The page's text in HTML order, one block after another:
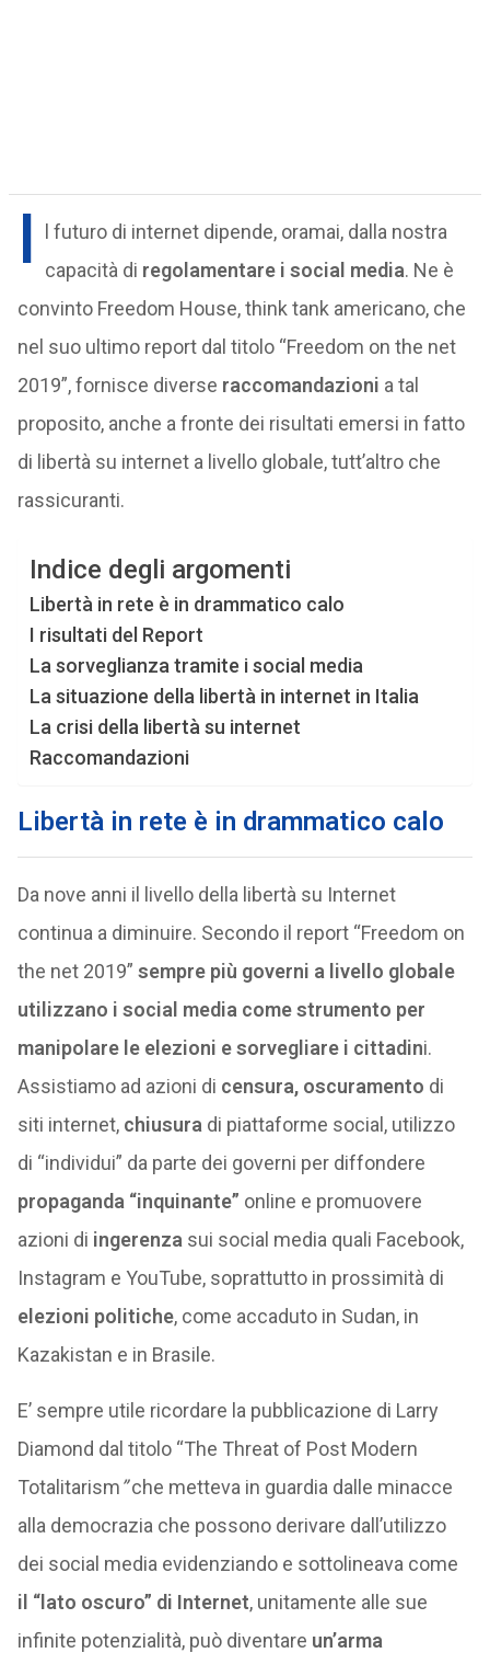
I
l futuro di internet dipende, oramai, dalla nostra
capacità di regolamentare i social media. Ne è
convinto Freedom House, think tank americano, che
nel suo ultimo report dal titolo “Freedom on the net
2019”, fornisce diverse raccomandazioni a tal
proposito, anche a fronte dei risultati emersi in fatto
di libertà su internet a livello globale, tutt’altro che
rassicuranti.
Indice degli argomenti
Libertà in rete è in drammatico calo
I risultati del Report
La sorveglianza tramite i social media
La situazione della libertà in internet in Italia
La crisi della libertà su internet
Raccomandazioni
Libertà in rete è in drammatico calo
Da nove anni il livello della libertà su Internet
continua a diminuire. Secondo il report “Freedom on
the net 2019” sempre più governi a livello globale
utilizzano i social media come strumento per
manipolare le elezioni e sorvegliare i cittadini.
Assistiamo ad azioni di censura, oscuramento di
siti internet, chiusura di piattaforme social, utilizzo
di “individui” da parte dei governi per diffondere
propaganda “inquinante” online e promuovere
azioni di ingerenza sui social media quali Facebook,
Instagram e YouTube, soprattutto in prossimità di
elezioni politiche, come accaduto in Sudan, in
Kazakistan e in Brasile.
E’ sempre utile ricordare la pubblicazione di Larry
Diamond dal titolo “The Threat of Post Modern
Totalitarism”che metteva in guardia dalle minacce
alla democrazia che possono derivare dall’utilizzo
dei social media evidenziando e sottolineava come
il “lato oscuro” di Internet, unitamente alle sue
infinite potenzialità, può diventare un’arma